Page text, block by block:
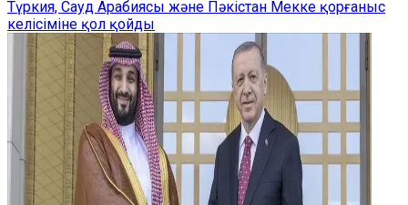
Түркия, Сауд Арабиясы және Пәкістан Мекке қорғаныс
келісіміне қол қойды